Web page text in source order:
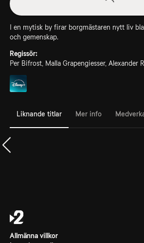
I en mytisk by firar borgmästaren nytt liv
och gemenskap.
Regissör:
Per Bifrost, Malla Grapengiesser, Alexander
Liknande titlar Mer info
Allmänna villkor